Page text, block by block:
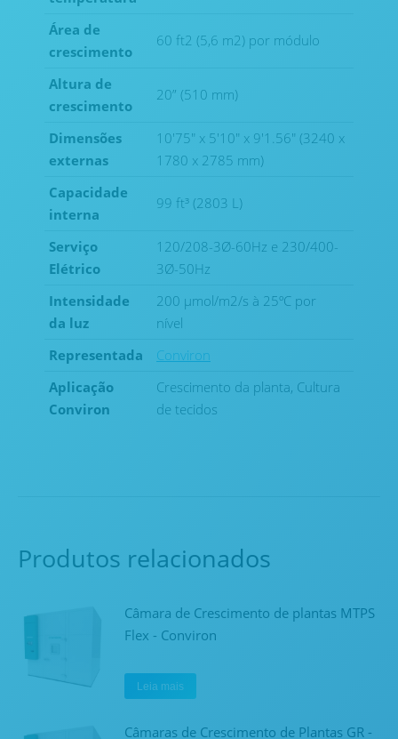
Área de
crescimento
60 ft2 (5,6 m2) por módulo
Altura de
crescimento
20” (510 mm)
Dimensões
externas
10'75" x 5'10" x 9'1.56" (3240 x
1780 x 2785 mm)
Capacidade
interna
99 ft³ (2803 L)
Serviço
Elétrico
120/208-3Ø-60Hz e 230/400-
3Ø-50Hz
Intensidade
da luz
200 µmol/m2/s à 25ºC por
nível
Representada
Conviron
Aplicação
Conviron
Crescimento da planta, Cultura
de tecidos
Produtos relacionados
Câmara de Crescimento de plantas MTPS
Flex - Conviron
Leia mais
Câmaras de Crescimento de Plantas GR -